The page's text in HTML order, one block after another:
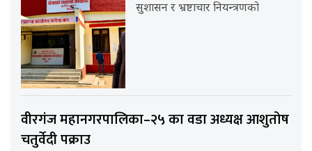
सुशासन र भ्रष्टाचार नियन्त्रणको
वीरगंज महानगरपालिका–२५ का वडा अध्यक्ष आशुतोष
चतुर्वेदी पक्राउ